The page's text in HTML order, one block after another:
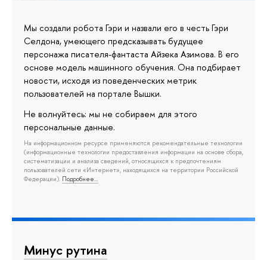
Мы создали робота Гэри и назвали его в честь Гэри
Селдона, умеющего предсказывать будущее
персонажа писателя-фантаста Айзека Азимова. В его
основе модель машинного обучения. Она подбирает
новости, исходя из поведенческих метрик
пользователей на портале Вышки.
Не волнуйтесь: мы не собираем для этого
персональные данные.
На информационном ресурсе применяются рекомендательные технологии
(информационные технологии предоставления информации на основе сбора,
систематизации и анализа сведений, относящихся к предпочтениям
пользователей сети «Интернет», находящихся на территории Российской
Федерации). Подробнее…
Минус рутина